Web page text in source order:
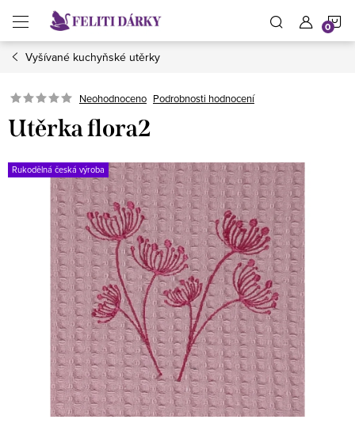
obsah
Vyšívané kuchyňské utěrky
Neohodnoceno Podrobnosti hodnocení
Utěrka flora2
Rukodělná česká výroba